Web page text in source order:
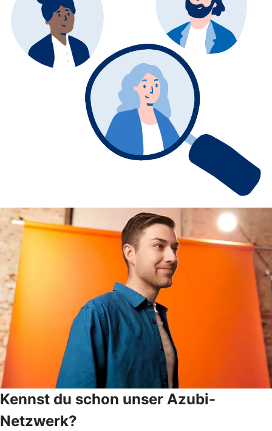
Kennst du schon unser Azubi-
Netzwerk?